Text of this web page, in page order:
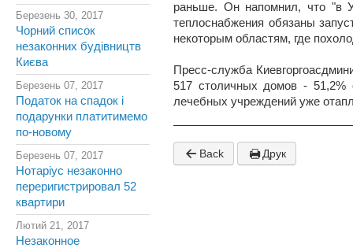
Березень 30, 2017
Чорний список
незаконних будівництв
Києва
Березень 07, 2017
Податок на спадок і
подарунки платитимемо
по-новому
Березень 07, 2017
Нотаріус незаконно
переригистрировал 52
квартири
Лютий 21, 2017
Незаконное
раньше. Он напомнил, что "в
теплоснабжения обязаны
некоторым областям, где
Пресс-служба
517 столичных домов -
лечебных учреждений уже
Back Друк